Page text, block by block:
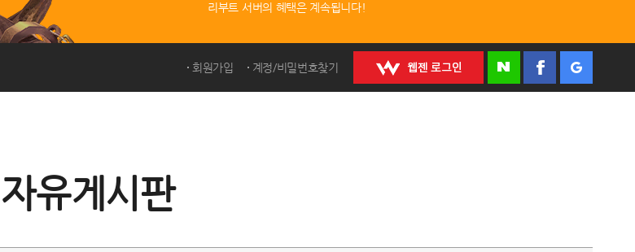
리부트 서버의 혜택은 계속됩니다!
회원가입 계정/비밀번호찾기
자유게시판